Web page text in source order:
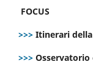
FOCUS
>>> Itinerari
>>> Osservatorio